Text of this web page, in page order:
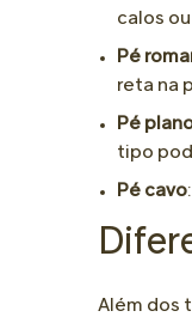
calos
Pé
reta na
Pé
tipo
Pé cavo
Além dos